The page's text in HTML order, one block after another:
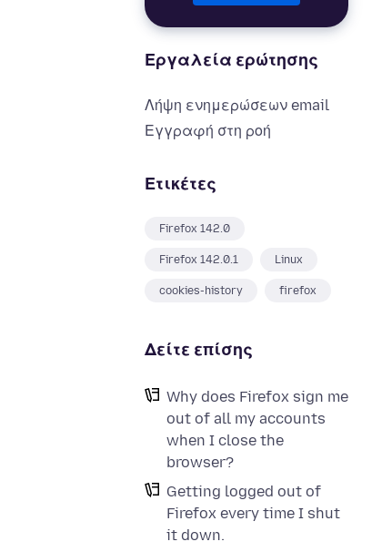
Εργαλεία ερώτησης
Λήψη ενημερώσεων email
Εγγραφή στη ροή
Ετικέτες
Firefox 142.0
Firefox 142.0.1 Linux
cookies-history firefox
Δείτε επίσης
Why does Firefox sign me
out of all my accounts
when I close the
browser?
Getting logged out of
Firefox every time I shut
it down.